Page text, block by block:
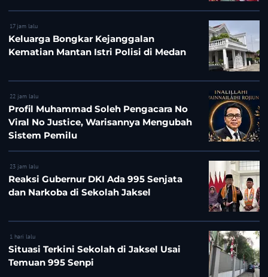
17 jam lalu
Keluarga Bongkar Kejanggalan
Kematian Mantan Istri Polisi di Medan
22 jam lalu
Profil Muhammad Soleh Pengacara No
Viral No Justice, Warisannya Mengubah
Sistem Pemilu
23 jam lalu
Reaksi Gubernur DKI Ada 995 Senjata
dan Narkoba di Sekolah Jaksel
1 hari lalu
Situasi Terkini Sekolah di Jaksel Usai
Temuan 995 Senpi